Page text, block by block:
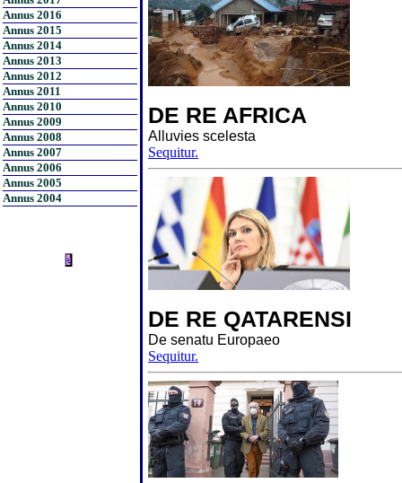
Annus 2016
Annus 2015
Annus 2014
Annus 2013
Annus 2012
Annus 2011
Annus 2010
Annus 2009
Annus 2008
Annus 2007
Annus 2006
Annus 2005
Annus 2004
DE RE AFRICA
Alluvies scelesta
Sequitur.
DE RE QATARENSI
De senatu Europaeo
Sequitur.